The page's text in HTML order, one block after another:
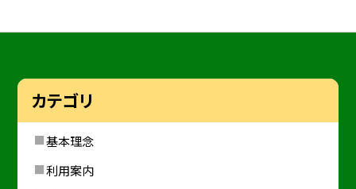
カテゴリ
基本理念
利用案内